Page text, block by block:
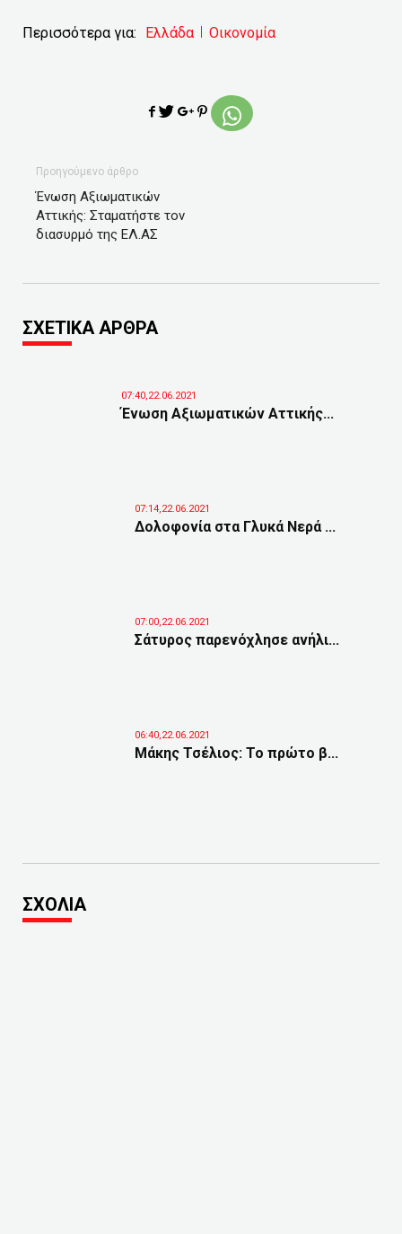
Περισσότερα για: Ελλάδα Οικονομία
Προηγούμενο άρθρο
Ένωση Αξιωματικών
Αττικής: Σταματήστε τον
διασυρμό της ΕΛ.ΑΣ
ΣΧΕΤΙΚΑ ΑΡΘΡΑ
07:40,22.06.2021
Ένωση Αξιωματικών Αττικής...
07:14,22.06.2021
Δολοφονία στα Γλυκά Νερά ...
07:00,22.06.2021
Σάτυρος παρενόχλησε ανήλι...
06:40,22.06.2021
Μάκης Τσέλιος: Το πρώτο β...
ΣΧΟΛΙΑ